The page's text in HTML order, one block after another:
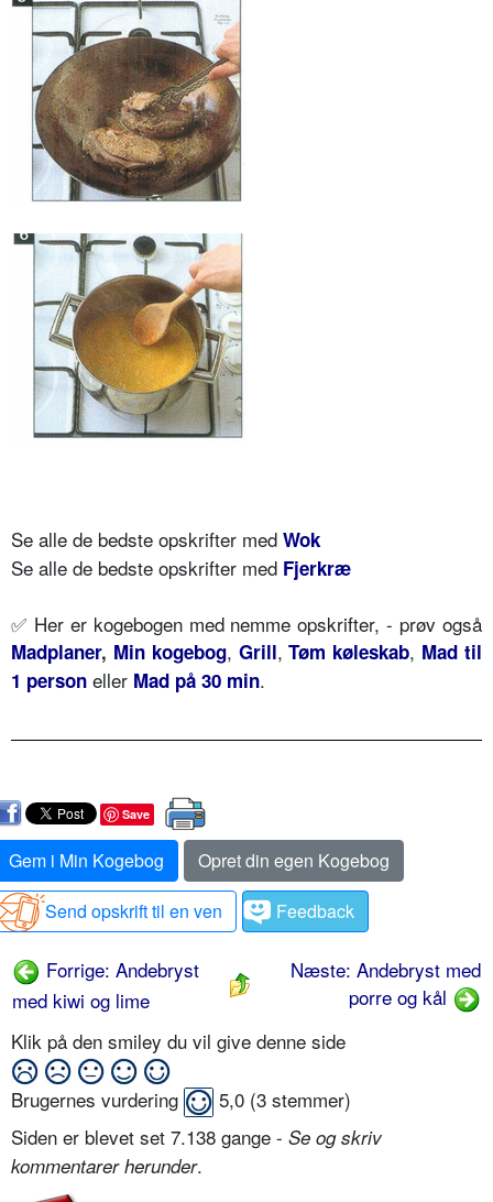
Se alle de bedste opskrifter med Wok
Se alle de bedste opskrifter med Fjerkræ
✅ Her er kogebogen med nemme opskrifter, - prøv også
Madplaner, Min kogebog, Grill,Tøm køleskab, Mad til
1 person eller Mad på 30 min.
Save
Gem i Min Kogebog
Opret din egen Kogebog
Send opskrift til en ven
Feedback
Forrige: Andebryst
med kiwi og lime
Næste: Andebryst med
porre og kål
Klik på den smiley du vil give denne side
Brugernes vurdering 5,0 (3 stemmer)
Siden er blevet set 7.138 gange - Se og skriv
kommentarer herunder.